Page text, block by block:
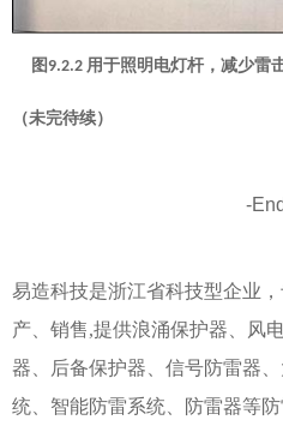
图9.2.2 用于照明电灯杆，减少雷
（未完待续）
-
易造科技是浙江省科技型企业
产、销售,提供浪涌保护器 风
器
后备保护器 信号防雷器
统
智能防雷系统 防雷器等